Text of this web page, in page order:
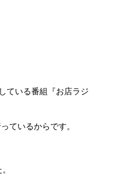
ている番組『お店ラジ
ているからです。